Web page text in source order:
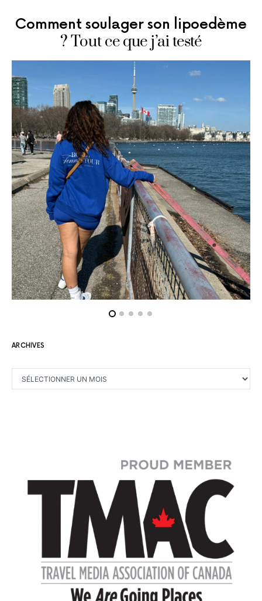
Comment soulager son lipoedème
? Tout ce que j’ai testé
ARCHIVES
ARCHIVES